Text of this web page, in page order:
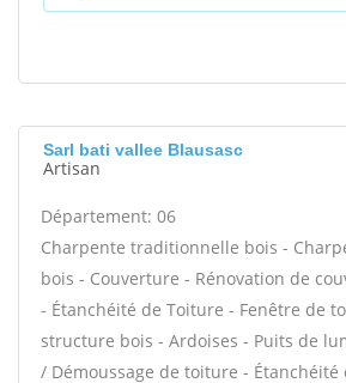
Sarl bati vallee Blausasc
Artisan
Département: 06
Charpente traditionnelle bois -
bois - Couverture - Rénovation de
- Étanchéité de Toiture - Fenêtre de
structure bois - Ardoises - Puits de
/ Démoussage de toiture - Étanchéité